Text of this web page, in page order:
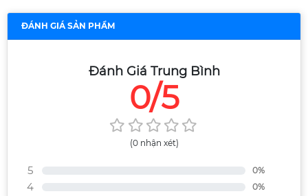
ĐÁNH GIÁ SẢN PHẨM
Đánh Giá Trung Bình
0/5
(0 nhận xét)
5 0%
4 0%